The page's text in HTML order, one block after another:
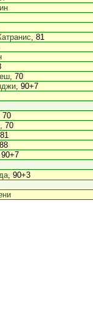
, 81
, 70
, 90+7
70
, 70
, 90+3